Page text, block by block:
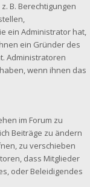
B. Berechtigungen
ein Administrator hat,
ein Gründer des
Administratoren
wenn ihnen das
im Forum zu
Beiträge zu ändern
zu verschieben
dass Mitglieder
oder Beleidigendes